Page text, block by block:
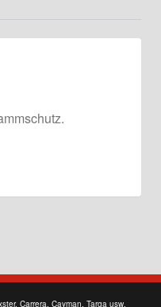
Carrera, Cayman, Targa usw.